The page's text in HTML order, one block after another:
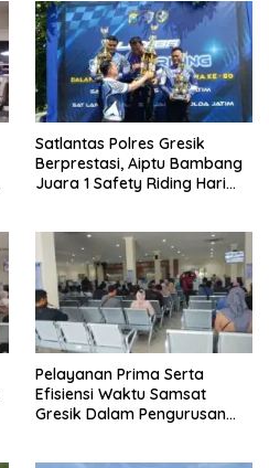
Satlantas Polres Gresik
Berprestasi, Aiptu Bambang
Juara 1 Safety Riding Hari
Pelayanan Prima Serta
Efisiensi Waktu Samsat
Gresik Dalam Pengurusan